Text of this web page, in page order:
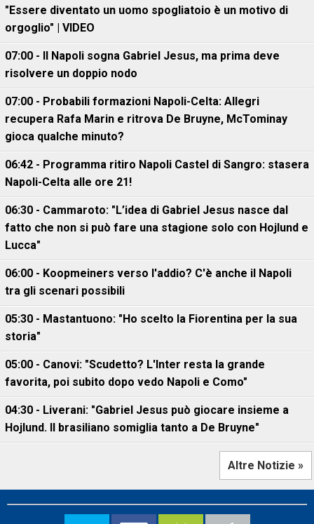
"Essere diventato un uomo spogliatoio è un motivo di
orgoglio" | VIDEO
07:00 - Il Napoli sogna Gabriel Jesus, ma prima deve
risolvere un doppio nodo
07:00 - Probabili formazioni Napoli-Celta: Allegri
recupera Rafa Marin e ritrova De Bruyne, McTominay
gioca qualche minuto?
06:42 - Programma ritiro Napoli Castel di Sangro: stasera
Napoli-Celta alle ore 21!
06:30 - Cammaroto: "L’idea di Gabriel Jesus nasce dal
fatto che non si può fare una stagione solo con Hojlund e
Lucca"
06:00 - Koopmeiners verso l'addio? C'è anche il Napoli
tra gli scenari possibili
05:30 - Mastantuono: "Ho scelto la Fiorentina per la sua
storia"
05:00 - Canovi: "Scudetto? L'Inter resta la grande
favorita, poi subito dopo vedo Napoli e Como"
04:30 - Liverani: "Gabriel Jesus può giocare insieme a
Hojlund. Il brasiliano somiglia tanto a De Bruyne"
Altre Notizie »